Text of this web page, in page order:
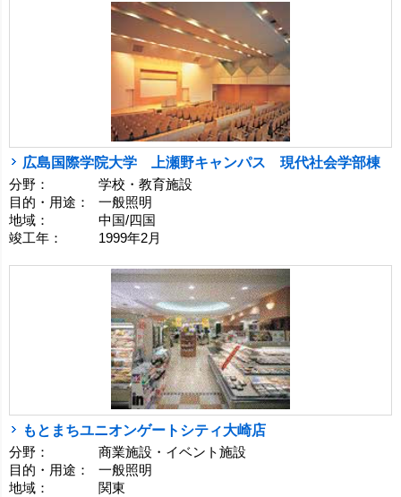
広島国際学院大学 上瀬野キャンパス 現代社会学部棟
分野：
学校・教育施設
目的・用途：
一般照明
地域：
中国/四国
竣工年：
1999年2月
もとまちユニオンゲートシティ大崎店
分野：
商業施設・イベント施設
目的・用途：
一般照明
地域：
関東